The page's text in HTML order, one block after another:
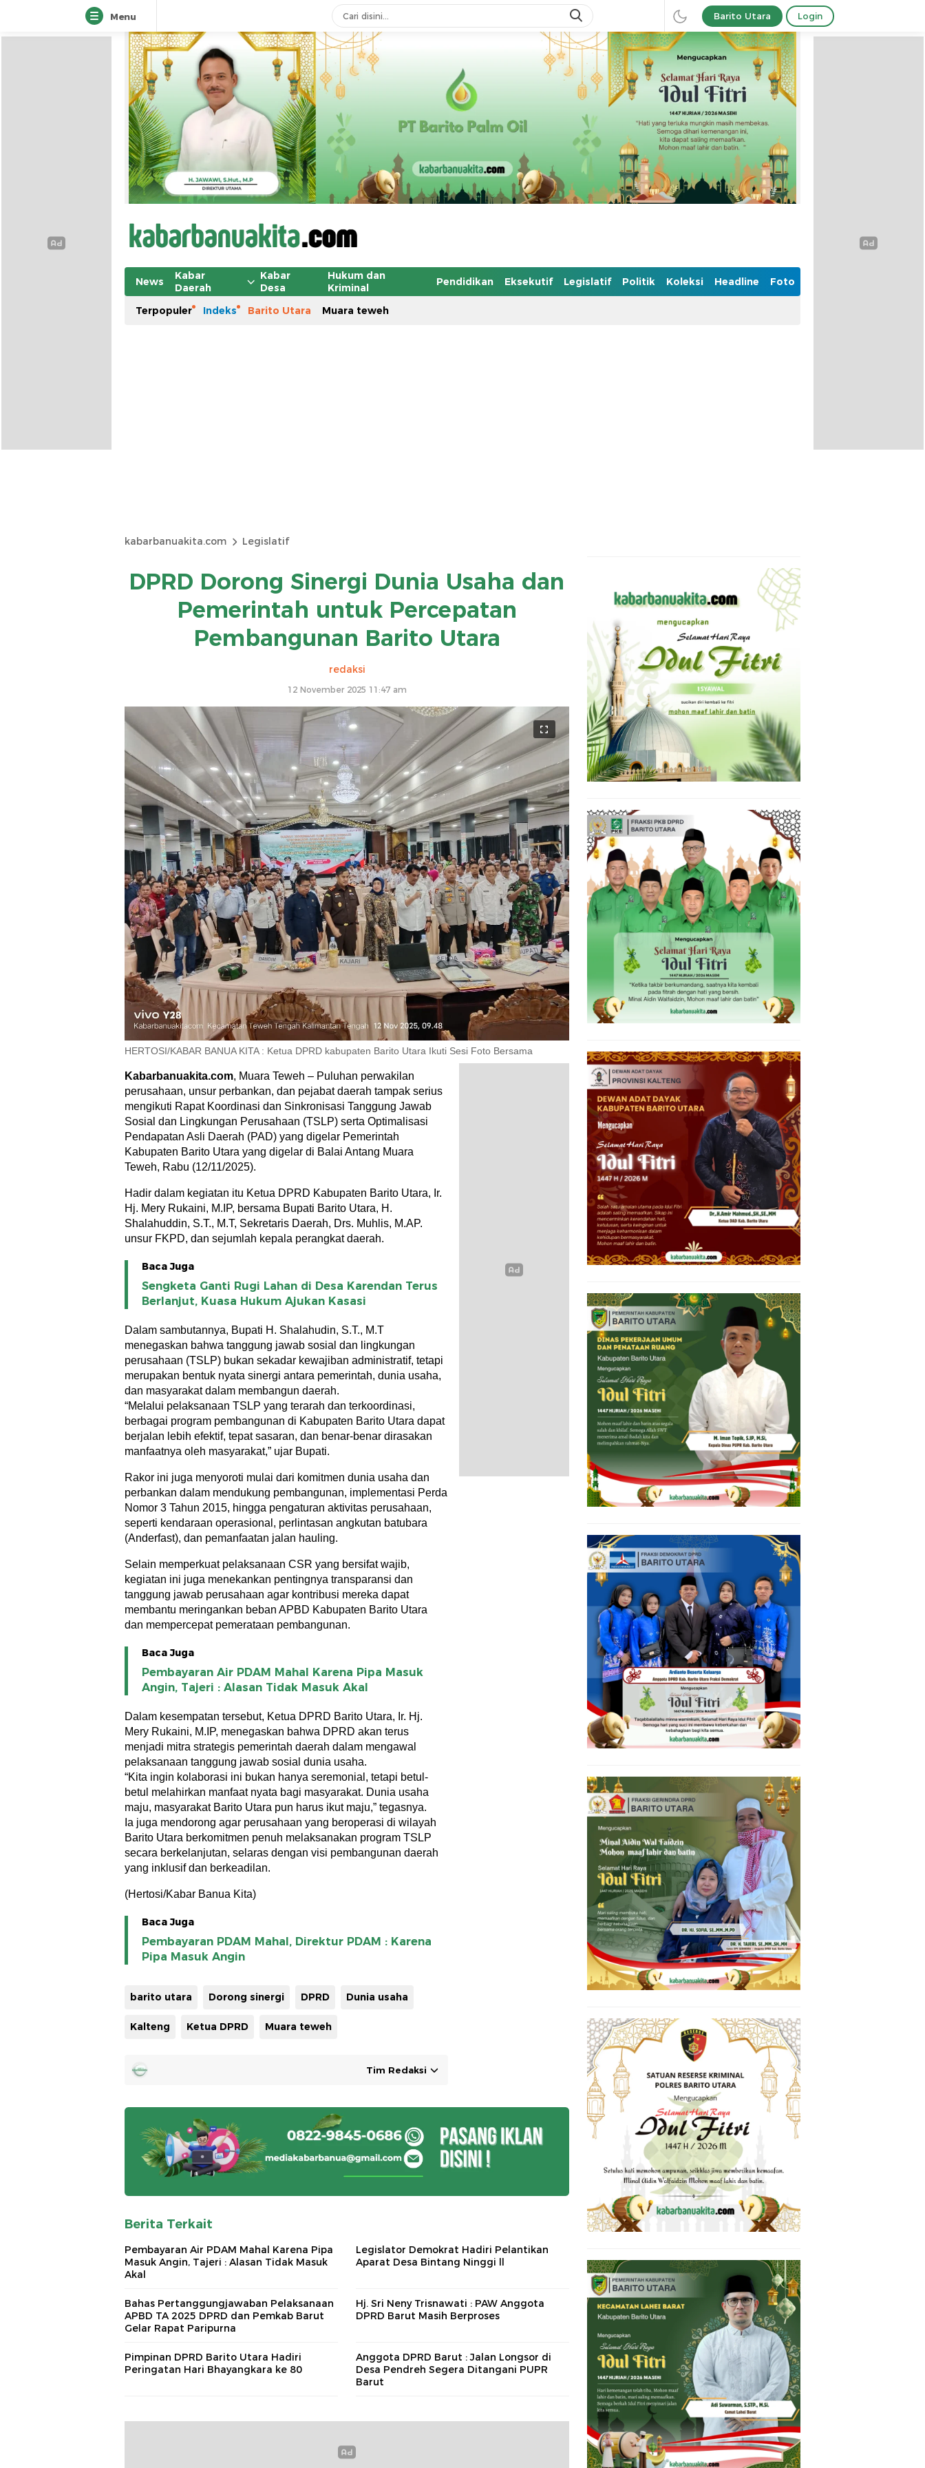
Menu Barito Utara Login
News
Kabar
Daerah
Kabar
Desa
Hukum dan
Kriminal
Pendidikan Eksekutif Legislatif Politik Koleksi Headline Foto
Terpopuler Indeks Barito Utara Muara teweh
kabarbanuakita.com Legislatif
DPRD Dorong Sinergi Dunia Usaha dan
Pemerintah untuk Percepatan
Pembangunan Barito Utara
redaksi
12 November 2025 11:47 am
HERTOSI/KABAR BANUA KITA : Ketua DPRD kabupaten Barito Utara Ikuti Sesi Foto Bersama
Kabarbanuakita.com, Muara Teweh – Puluhan perwakilan
perusahaan, unsur perbankan, dan pejabat daerah tampak serius
mengikuti Rapat Koordinasi dan Sinkronisasi Tanggung Jawab
Sosial dan Lingkungan Perusahaan (TSLP) serta Optimalisasi
Pendapatan Asli Daerah (PAD) yang digelar Pemerintah
Kabupaten Barito Utara yang digelar di Balai Antang Muara
Teweh, Rabu (12/11/2025).
Hadir dalam kegiatan itu Ketua DPRD Kabupaten Barito Utara, Ir.
Hj. Mery Rukaini, M.IP, bersama Bupati Barito Utara, H.
Shalahuddin, S.T., M.T, Sekretaris Daerah, Drs. Muhlis, M.AP.
unsur FKPD, dan sejumlah kepala perangkat daerah.
Baca Juga
Sengketa Ganti Rugi Lahan di Desa Karendan Terus
Berlanjut, Kuasa Hukum Ajukan Kasasi
Dalam sambutannya, Bupati H. Shalahudin, S.T., M.T
menegaskan bahwa tanggung jawab sosial dan lingkungan
perusahaan (TSLP) bukan sekadar kewajiban administratif, tetapi
merupakan bentuk nyata sinergi antara pemerintah, dunia usaha,
dan masyarakat dalam membangun daerah.
“Melalui pelaksanaan TSLP yang terarah dan terkoordinasi,
berbagai program pembangunan di Kabupaten Barito Utara dapat
berjalan lebih efektif, tepat sasaran, dan benar-benar dirasakan
manfaatnya oleh masyarakat,” ujar Bupati.
Rakor ini juga menyoroti mulai dari komitmen dunia usaha dan
perbankan dalam mendukung pembangunan, implementasi Perda
Nomor 3 Tahun 2015, hingga pengaturan aktivitas perusahaan,
seperti kendaraan operasional, perlintasan angkutan batubara
(Anderfast), dan pemanfaatan jalan hauling.
Selain memperkuat pelaksanaan CSR yang bersifat wajib,
kegiatan ini juga menekankan pentingnya transparansi dan
tanggung jawab perusahaan agar kontribusi mereka dapat
membantu meringankan beban APBD Kabupaten Barito Utara
dan mempercepat pemerataan pembangunan.
Baca Juga
Pembayaran Air PDAM Mahal Karena Pipa Masuk
Angin, Tajeri : Alasan Tidak Masuk Akal
Dalam kesempatan tersebut, Ketua DPRD Barito Utara, Ir. Hj.
Mery Rukaini, M.IP, menegaskan bahwa DPRD akan terus
menjadi mitra strategis pemerintah daerah dalam mengawal
pelaksanaan tanggung jawab sosial dunia usaha.
“Kita ingin kolaborasi ini bukan hanya seremonial, tetapi betul-
betul melahirkan manfaat nyata bagi masyarakat. Dunia usaha
maju, masyarakat Barito Utara pun harus ikut maju,” tegasnya.
Ia juga mendorong agar perusahaan yang beroperasi di wilayah
Barito Utara berkomitmen penuh melaksanakan program TSLP
secara berkelanjutan, selaras dengan visi pembangunan daerah
yang inklusif dan berkeadilan.
(Hertosi/Kabar Banua Kita)
Baca Juga
Pembayaran PDAM Mahal, Direktur PDAM : Karena
Pipa Masuk Angin
barito utara Dorong sinergi DPRD Dunia usaha
Kalteng Ketua DPRD Muara teweh
Tim Redaksi
Berita Terkait
Pembayaran Air PDAM Mahal Karena Pipa
Masuk Angin, Tajeri : Alasan Tidak Masuk
Akal
Legislator Demokrat Hadiri Pelantikan
Aparat Desa Bintang Ninggi ll
Bahas Pertanggungjawaban Pelaksanaan
APBD TA 2025 DPRD dan Pemkab Barut
Gelar Rapat Paripurna
Hj. Sri Neny Trisnawati : PAW Anggota
DPRD Barut Masih Berproses
Pimpinan DPRD Barito Utara Hadiri
Peringatan Hari Bhayangkara ke 80
Anggota DPRD Barut : Jalan Longsor di
Desa Pendreh Segera Ditangani PUPR
Barut